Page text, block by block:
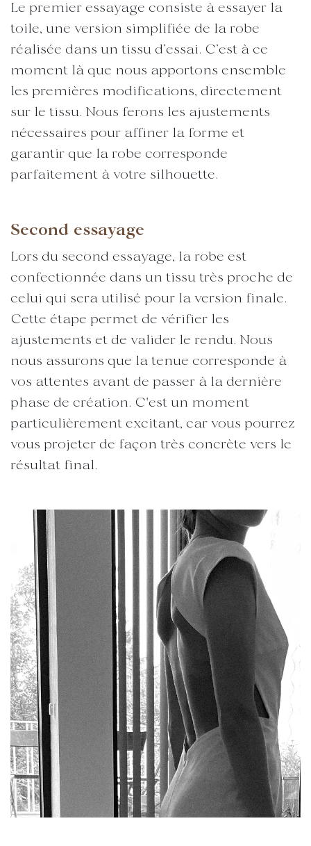
Le premier essayage consiste à essayer la
toile, une version simplifiée de la robe
réalisée dans un tissu d’essai. C’est à ce
moment là que nous apportons ensemble
les premières modifications, directement
sur le tissu. Nous ferons les ajustements
nécessaires pour affiner la forme et
garantir que la robe corresponde
parfaitement à votre silhouette.
Second essayage
Lors du second essayage, la robe est
confectionnée dans un tissu très proche de
celui qui sera utilisé pour la version finale.
Cette étape permet de vérifier les
ajustements et de valider le rendu. Nous
nous assurons que la tenue corresponde à
vos attentes avant de passer à la dernière
phase de création. C'est un moment
particulièrement excitant, car vous pourrez
vous projeter de façon très concrète vers le
résultat final.